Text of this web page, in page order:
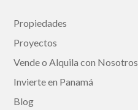
Propiedades
Proyectos
Vende o Alquila con Nosotros
Invierte en Panamá
Blog